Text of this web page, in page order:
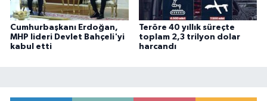
Cumhurbaşkanı Erdoğan,
MHP lideri Devlet Bahçeli'yi
kabul etti
Teröre 40 yıllık süreçte
toplam 2,3 trilyon dolar
harcandı